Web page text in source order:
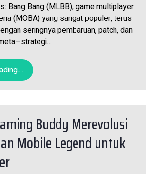
Bang Bang (MLBB), game multiplayer
(MOBA) yang sangat populer, terus
seringnya pembaruan, patch, dan
Buddy Merevolusi
Mobile Legend untuk